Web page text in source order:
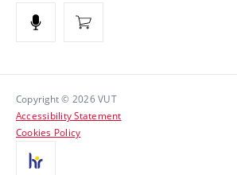
Equal opportunities
Contacts
Media
Copyright © 2026 VUT
Accessibility Statement
Cookies Policy